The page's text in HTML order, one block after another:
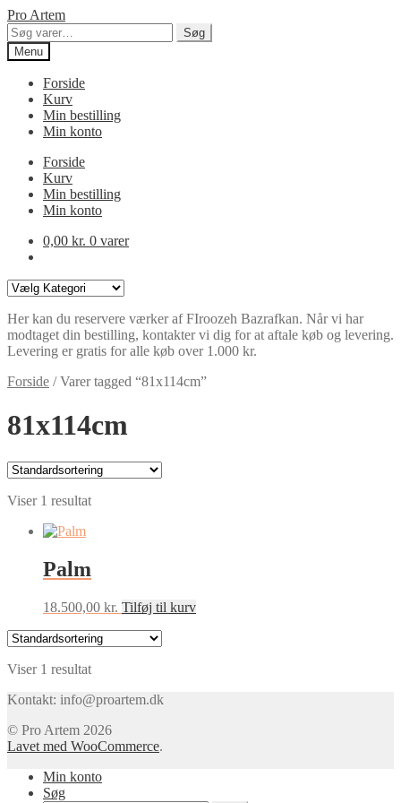
Spring
til
navigation
Spring
til
indhold
Pro Artem
Søg
efter:
Søg
Menu
Forside
Kurv
Min bestilling
Min konto
Forside
Kurv
Min bestilling
Min konto
0,00 kr. 0 varer
Varekategorier
Her kan du reservere værker af FIroozeh Bazrafkan. Når vi har
modtaget din bestilling, kontakter vi dig for at aftale køb og levering.
Levering er gratis for alle køb over 1.000 kr.
Forside /Varer tagged “81x114cm”
81x114cm
Viser 1 resultat
Palm
18.500,00 kr. Tilføj til kurv
Viser 1 resultat
Kontakt: info@proartem.dk
© Pro Artem 2026
Lavet med WooCommerce.
Min konto
Søg